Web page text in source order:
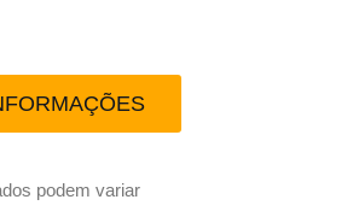
podem variar